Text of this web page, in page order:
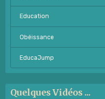
Education
Obéissance
EducaJump
Quelques Vidéos ...